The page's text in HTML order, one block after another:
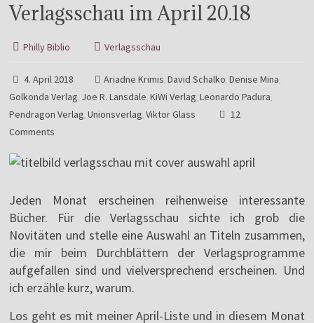
Verlagsschau im April 20.18
Philly Biblio Verlagsschau
4. April 2018 Ariadne Krimis,David Schalko,Denise Mina,
Golkonda Verlag, Joe R. Lansdale,KiWi Verlag,Leonardo Padura,
Pendragon Verlag,Unionsverlag,Viktor Glass
12
Comments
Jeden Monat erscheinen reihenweise interessante
Bücher. Für die Verlagsschau sichte ich grob die
Novitäten und stelle eine Auswahl an Titeln zusammen,
die mir beim Durchblättern der Verlagsprogramme
aufgefallen sind und vielversprechend erscheinen. Und
ich erzähle kurz, warum.
Los geht es mit meiner April-Liste und in diesem Monat